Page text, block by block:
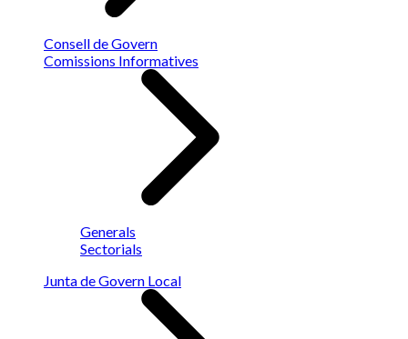
Consell de Govern
Comissions Informatives
Generals
Sectorials
Junta de Govern Local